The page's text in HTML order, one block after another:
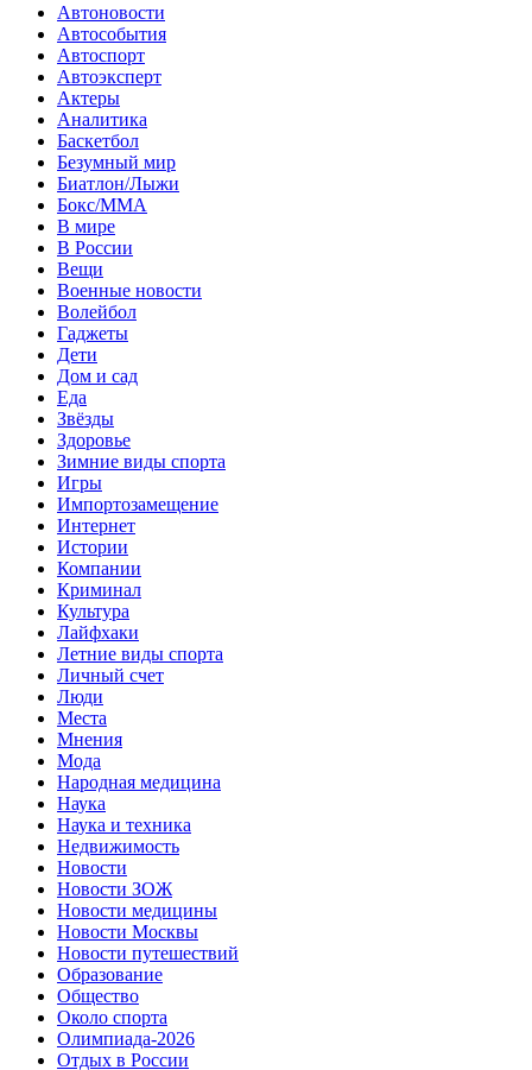
Автоновости
Автособытия
Автоспорт
Автоэксперт
Актеры
Аналитика
Баскетбол
Безумный мир
Биатлон/Лыжи
Бокс/MMA
В мире
В России
Вещи
Военные новости
Волейбол
Гаджеты
Дети
Дом и сад
Еда
Звёзды
Здоровье
Зимние виды спорта
Игры
Импортозамещение
Интернет
Истории
Компании
Криминал
Культура
Лайфхаки
Летние виды спорта
Личный счет
Люди
Места
Мнения
Мода
Народная медицина
Наука
Наука и техника
Недвижимость
Новости
Новости ЗОЖ
Новости медицины
Новости Москвы
Новости путешествий
Образование
Общество
Около спорта
Олимпиада-2026
Отдых в России